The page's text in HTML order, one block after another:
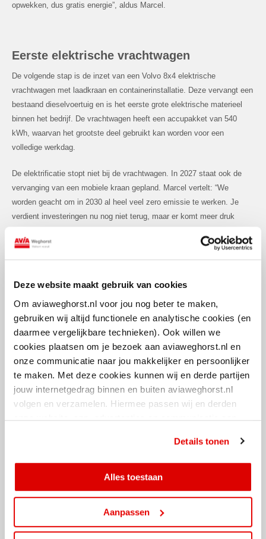
Deze website maakt gebruik van cookies
Om aviaweghorst.nl voor jou nog beter te maken,
gebruiken wij altijd functionele en analytische cookies (en
daarmee vergelijkbare technieken). Ook willen we
cookies plaatsen om je bezoek aan aviaweghorst.nl en
onze communicatie naar jou makkelijker en persoonlijker
te maken. Met deze cookies kunnen wij en derde partijen
jouw internetgedrag binnen en buiten aviaweghorst.nl
volgen en verzamelen. Hiermee passen wij en derden
onze website, app, advertenties en communicatie aan
ga je hiermee akkoord. Je kunt je cookievoorkeuren altijd
weer aanpassen.
Details tonen
Alles toestaan
Aanpassen
opwekken, dus gratis energie”, aldus Marcel.
Eerste elektrische vrachtwagen
De volgende stap is de inzet van een Volvo 8x4 elektrische
vrachtwagen met laadkraan en containerinstallatie. Deze vervangt een
bestaand dieselvoertuig en is het eerste grote elektrische materieel
binnen het bedrijf. De vrachtwagen heeft een accupakket van 540
kWh, waarvan het grootste deel gebruikt kan worden voor een
volledige werkdag.
De elektrificatie stopt niet bij de vrachtwagen. In 2027 staat ook de
vervanging van een mobiele kraan gepland. Marcel vertelt: “We
worden geacht om in 2030 al heel veel zero emissie te werken. Je
verdient investeringen nu nog niet terug, maar er komt meer druk
stap gezet, zodat we weten hoe het werkt.”
Om de vrachtwagen efficiënt in te kunnen zetten, koos Fuhler voor
een laadoplossing met batterijondersteuning. De batterij fungeert als
tijdelijke energiebuffer en zorgt ervoor dat er meer vermogen
beschikbaar is op momenten dat de vrachtwagen moet snelladen. “Het
doel van de laadpaal met die batterij is dat we overdag kunnen
snelladen als hij tekortkomt. ’s Nachts gaat hij gewoon aan de
laadpaal zodat hij met 50 kWh kan opladen.”
opgehoogd naar 160 kW. Daarmee is de vrachtwagen in ongeveer een
Samen met AVIA VOLT naar de volgende
stap